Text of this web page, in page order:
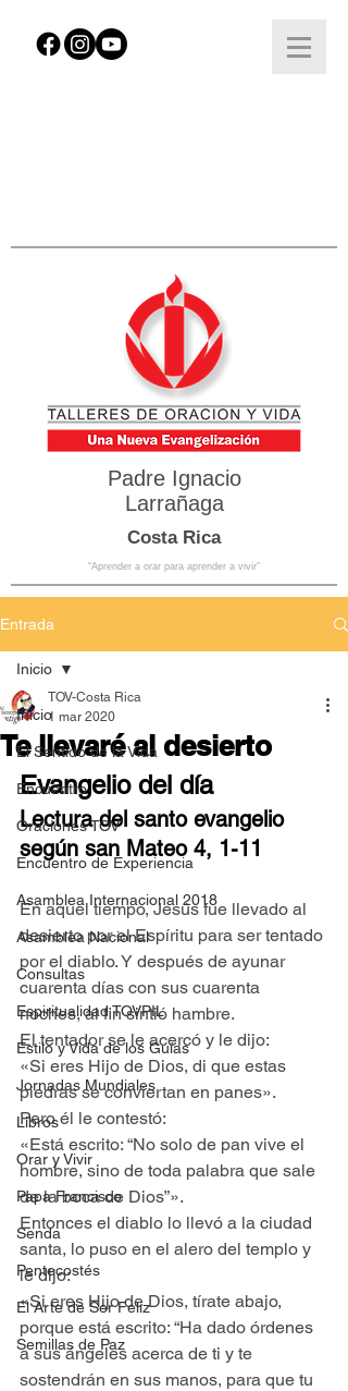
Padre Ignacio
Larrañaga
Costa Rica
“Aprender a orar para aprender a vivir”
Entrada
Inicio
El Sentido de la Vida
Encuentro
Oraciones TOV
Encuentro de Experiencia
Asamblea Internacional 2018
Asamblea Nacional
Consultas
Espiritualidad TOVPIL
Estilo y Vida de los Guías
Jornadas Mundiales
Libros
Orar y Vivir
Papa Francisco
Senda
Pentecostés
El Arte de Ser Feliz
Semillas de Paz
Inicio
Te llevaré al desierto
TOV-Costa Rica
1 mar 2020
Evangelio del día
Lectura del santo evangelio
según san Mateo 4, 1-11
En aquel tiempo, Jesús fue llevado al
desierto por el Espíritu para ser tentado
por el diablo. Y después de ayunar
cuarenta días con sus cuarenta
noches, al fin sintió hambre.
El tentador se le acercó y le dijo:
«Si eres Hijo de Dios, di que estas
piedras se conviertan en panes».
Pero él le contestó:
«Está escrito: “No solo de pan vive el
hombre, sino de toda palabra que sale
de la boca de Dios”».
Entonces el diablo lo llevó a la ciudad
santa, lo puso en el alero del templo y
le dijo:
«Si eres Hijo de Dios, tírate abajo,
porque está escrito: “Ha dado órdenes
a sus ángeles acerca de ti y te
sostendrán en sus manos, para que tu